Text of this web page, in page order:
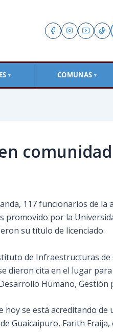
▼ COMUNAS ▼
117 funcionarios de
por la
su título de licenciado.
de Infraestructuras
dieron cita en el lugar
Humano, Gestión
se está acreditando
Guaicaipuro, Farith